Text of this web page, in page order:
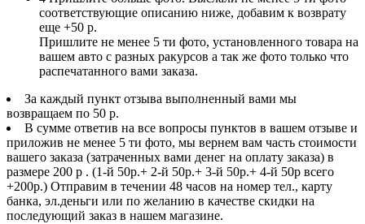
соответствующие описанию ниже, добавим к возврату
еще +50 р.
Пришлите не менее 5 ти фото, установленного товара на
вашем авто с разных ракурсов а так же фото только что
распечатанного вами заказа.
За каждый пункт отзыва выполненный вами мы
возвращаем по 50 р.
В сумме ответив на все вопросы пунктов в вашем отзыве и
приложив не менее 5 ти фото, мы вернем вам часть стоимости
вашего заказа (затраченных вами денег на оплату заказа) в
размере 200 р . (1-й 50р.+ 2-й 50р.+ 3-й 50р.+ 4-й 50р всего
+200р.) Отправим в течении 48 часов на номер тел., карту
банка, эл.деньги или по желанию в качестве скидки на
последующий заказ в нашем магазине.